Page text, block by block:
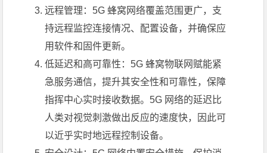
远程管理：5G 蜂窝网络覆盖范围更广，支
持远程监控连接情况、配置设备，并确保应
用软件和固件更新。
低延迟和高可靠性：5G 蜂窝物联网赋能紧
急服务通信，提升其安全性和可靠性，保障
指挥中心实时接收数据。5G 网络的延迟比
人类对视觉刺激做出反应的速度快，因此可
以近乎实时地远程控制设备。